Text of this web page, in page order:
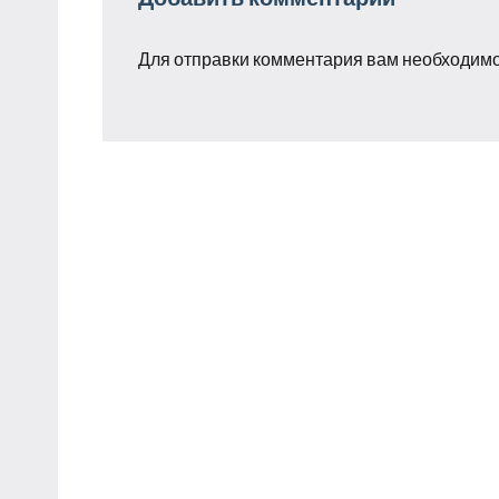
Для отправки комментария вам